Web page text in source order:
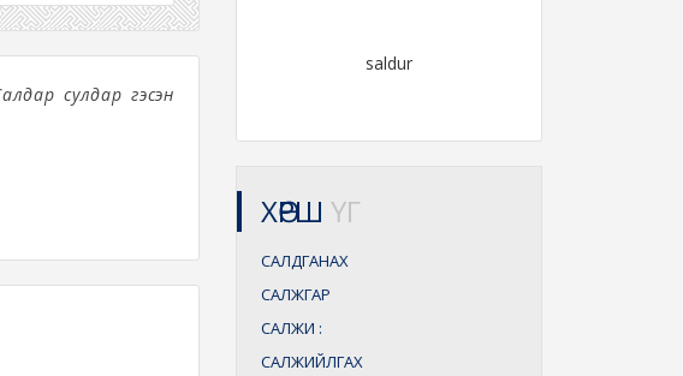
сулдар гэсэн
saldur
ХӨРШ ҮГ
САЛДГАНАХ
САЛЖГАР
САЛЖИ :
САЛЖИЙЛГАХ